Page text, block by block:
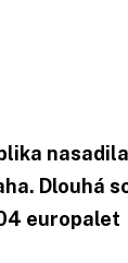
Dlouhá
europalet